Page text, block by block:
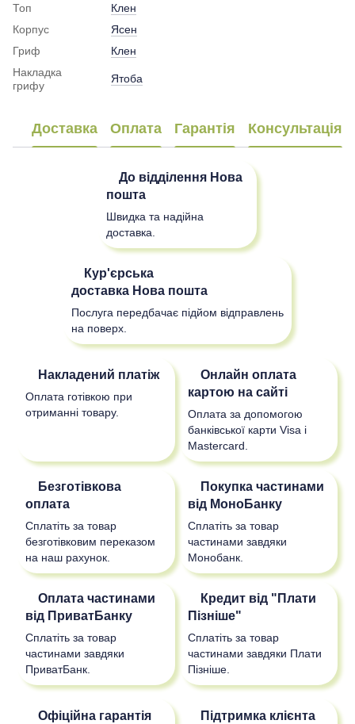
Топ
Клен
Корпус
Ясен
Гриф
Клен
Накладка
грифу
Ятоба
Доставка Оплата Гарантія Консультація
До відділення Нова
пошта
Швидка та надійна
доставка.
Кур'єрська
доставка Нова пошта
Послуга передбачає підйом відправлень
на поверх.
Накладений платіж
Оплата готівкою при
отриманні товару.
Онлайн оплата
картою на сайті
Оплата за допомогою
банківської карти Visa і
Mastercard.
Безготівкова
оплата
Сплатіть за товар
безготівковим переказом
на наш рахунок.
Покупка частинами
від МоноБанку
Сплатіть за товар
частинами завдяки
Монобанк.
Оплата частинами
від ПриватБанку
Сплатіть за товар
частинами завдяки
ПриватБанк.
Кредит від "Плати
Пізніше"
Сплатіть за товар
частинами завдяки Плати
Пізніше.
Офіційна гарантія
Підтримка клієнта